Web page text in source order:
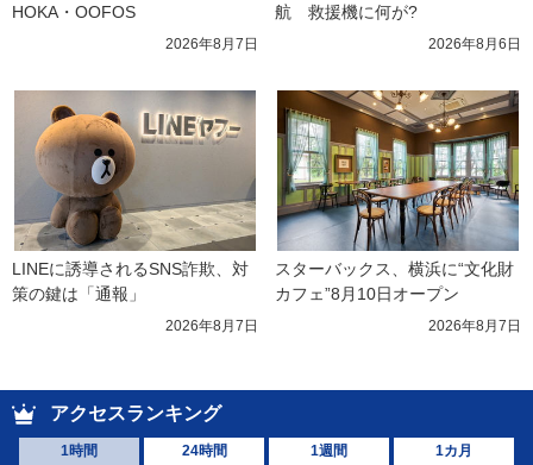
HOKA・OOFOS
2026年8月7日
航　救援機に何が?
2026年8月6日
LINEに誘導されるSNS詐欺、対
策の鍵は「通報」
2026年8月7日
スターバックス、横浜に“文化財
カフェ”8月10日オープン
2026年8月7日
アクセスランキング
1時間 24時間 1週間 1カ月